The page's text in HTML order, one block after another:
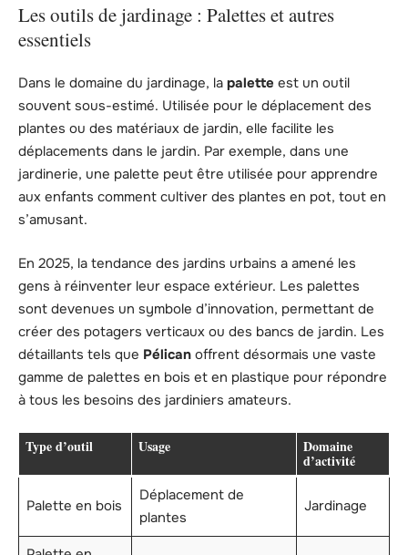
Les outils de jardinage : Palettes et autres
essentiels
Dans le domaine du jardinage, la palette est un outil
souvent sous-estimé. Utilisée pour le déplacement des
plantes ou des matériaux de jardin, elle facilite les
déplacements dans le jardin. Par exemple, dans une
jardinerie, une palette peut être utilisée pour apprendre
aux enfants comment cultiver des plantes en pot, tout en
s’amusant.
En 2025, la tendance des jardins urbains a amené les
gens à réinventer leur espace extérieur. Les palettes
sont devenues un symbole d’innovation, permettant de
créer des potagers verticaux ou des bancs de jardin. Les
détaillants tels que Pélican offrent désormais une vaste
gamme de palettes en bois et en plastique pour répondre
à tous les besoins des jardiniers amateurs.
Type d’outil Usage Domaine
d’activité
Palette en bois
Déplacement de
plantes
Jardinage